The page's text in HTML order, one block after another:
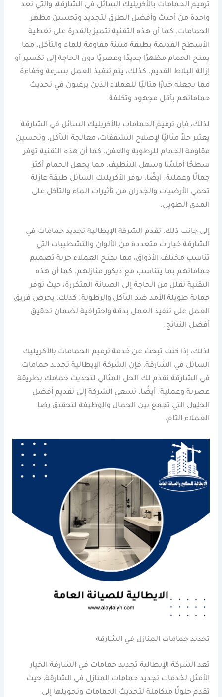
ترميم الحمامات بالأكريليك السائل في الشارقة، والتي تُعد
واحدة من أحدث وأفضل الطرق لتجديد وتحسين مظهر
الحمامات. كما أن هذه التقنية تتميز بالقدرة على تغطية
الأسطح القديمة بطبقة متينة مقاومة للماء والتآكل، مما
يمنح الحمام مظهرًا جديدًا وعصريًا دون الحاجة إلى تكسير أو
إزالة البلاط القديم. كذلك، يتم تنفيذ العمل بسرعة وكفاءة
مما يجعله خيارًا مثاليًا للعملاء الذين يرغبون في تحديث
حماماتهم بأقل مجهود وتكلفة.
لذلك، فإن ترميم الحمامات بالأكريليك السائل في الشارقة
يعتبر حلاً مثاليًا لإصلاح التشققات، معالجة التآكل، وتحسين
مقاومة الحمام للرطوبة والعفن. كما أن هذه التقنية توفر
سطحًا أملسًا وسهل التنظيف، مما يجعل الحمام أكثر
جمالًا وعملية. أيضًا، يوفر الأكريليك السائل طبقة عازلة
تحمي الأرضيات والجدران من تأثيرات الماء والتآكل على
المدى الطويل.
إلى جانب ذلك، تقدم الشركة الإيطالية تجديد حمامات في
الشارقة خيارات متعددة من الألوان والتشطيبات التي
تناسب مختلف الأذواق، مما يمنح العملاء حرية تصميم
حماماتهم بما يتناسب مع ديكور منازلهم. كما أن هذه
التقنية تقلل من الحاجة إلى الصيانة المتكررة، حيث توفر
حماية طويلة الأمد ضد التآكل والرطوبة. كذلك، يحرص فريق
العمل على تنفيذ العمل بدقة واحترافية لضمان تحقيق
أفضل النتائج.
لذلك، إذا كنت تبحث عن خدمة ترميم الحمامات بالأكريليك
السائل في الشارقة، فإن الشركة الإيطالية تجديد حمامات
في الشارقة تقدم لك الحل المثالي لتحديث حمامك بطريقة
عصرية وعملية. أيضًا، تسعى الشركة إلى تقديم أفضل
الحلول التي تجمع بين الجمال والوظيفة لتحقيق رضا
العملاء التام.
تجديد حمامات المنازل في الشارقة
تعد الشركة الإيطالية تجديد حمامات في الشارقة الخيار
الأمثل لخدمات تجديد حمامات المنازل في الشارقة، حيث
تقدم حلولًا متكاملة لتحديث الحمامات وتحويلها إلى